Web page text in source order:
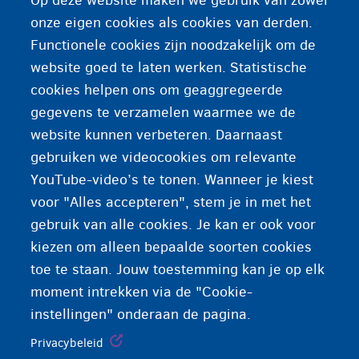
Een vertaler die een professionele eed heeft
afgelegd voor de rechtbank. Deze vertaler is
bevoegd om officiële documenten te vertalen en te
voorzien van een persoonlijke stempel,
handtekening en een beëdigingsverklaring.
onze eigen cookies als cookies van derden.
Functionele cookies zijn noodzakelijk om de
website goed te laten werken. Statistische
cookies helpen ons om geaggregeerde
gegevens te verzamelen waarmee we de
website kunnen verbeteren. Daarnaast
gebruiken we videocookies om relevante
YouTube-video’s te tonen. Wanneer je kiest
voor "Alles accepteren", stem je in met het
gebruik van alle cookies. Je kan er ook voor
kiezen om alleen bepaalde soorten cookies
toe te staan. Jouw toestemming kan je op elk
moment intrekken via de "Cookie-
instellingen" onderaan de pagina.
Privacybeleid